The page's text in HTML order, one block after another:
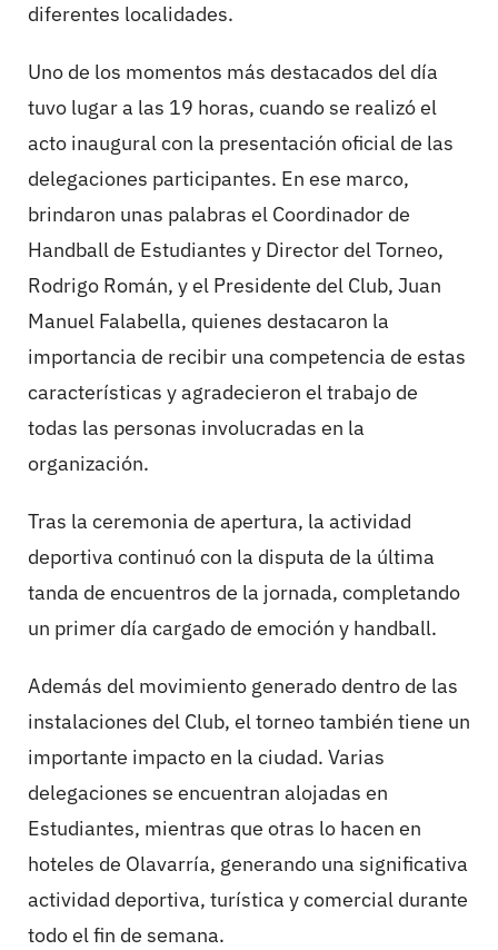
diferentes localidades.
Uno de los momentos más destacados del día
tuvo lugar a las 19 horas, cuando se realizó el
acto inaugural con la presentación oficial de las
delegaciones participantes. En ese marco,
brindaron unas palabras el Coordinador de
Handball de Estudiantes y Director del Torneo,
Rodrigo Román, y el Presidente del Club, Juan
Manuel Falabella, quienes destacaron la
importancia de recibir una competencia de estas
características y agradecieron el trabajo de
todas las personas involucradas en la
organización.
Tras la ceremonia de apertura, la actividad
deportiva continuó con la disputa de la última
tanda de encuentros de la jornada, completando
un primer día cargado de emoción y handball.
Además del movimiento generado dentro de las
instalaciones del Club, el torneo también tiene un
importante impacto en la ciudad. Varias
delegaciones se encuentran alojadas en
Estudiantes, mientras que otras lo hacen en
hoteles de Olavarría, generando una significativa
actividad deportiva, turística y comercial durante
todo el fin de semana.